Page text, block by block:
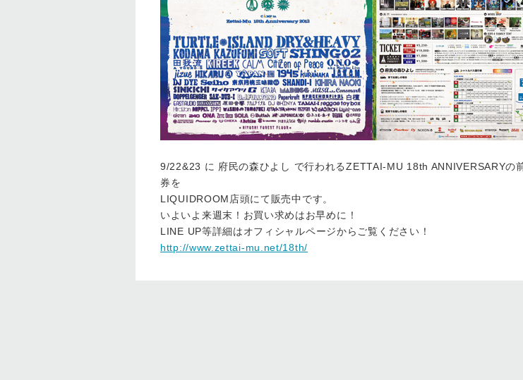
9/22&23 に 府民の森ひよし で行われるZETTAI-MU 18th ANNIVERSARYの
券を
LIQUIDROOM店頭にて販売中です。
いよいよ来週末！お買い求めはお早めに！
LINE UP等詳細はオフィシャルページからご覧ください！
http://www.zettai-mu.net/18th/